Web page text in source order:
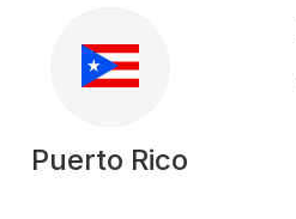
Puerto Rico